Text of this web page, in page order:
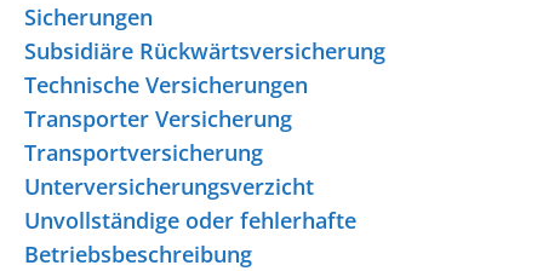
Sicherungen
Subsidiäre Rückwärtsversicherung
Technische Versicherungen
Transporter Versicherung
Transportversicherung
Unterversicherungsverzicht
Unvollständige oder fehlerhafte
Betriebsbeschreibung